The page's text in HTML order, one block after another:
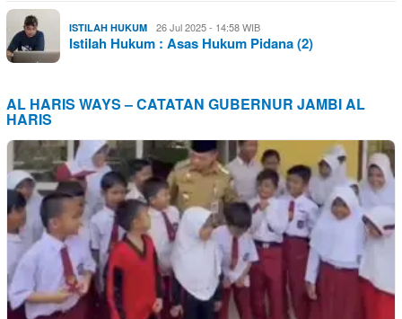
ISTILAH HUKUM 26 Jul 2025 - 14:58 WIB
Istilah Hukum : Asas Hukum Pidana (2)
AL HARIS WAYS – CATATAN GUBERNUR JAMBI AL
HARIS